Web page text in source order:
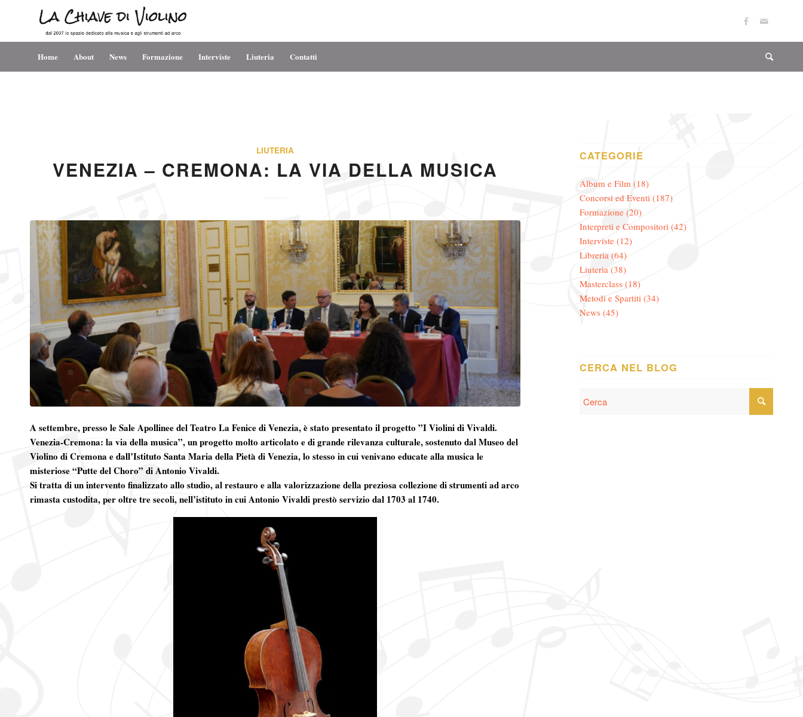
Home About News Formazione Interviste Liuteria Contatti
LIUTERIA
VENEZIA – CREMONA: LA VIA DELLA MUSICA
A settembre, presso le Sale Apollinee del Teatro La Fenice di Venezia, è stato presentato il progetto ”I Violini di Vivaldi.
Venezia-Cremona: la via della musica”, un progetto molto articolato e di grande rilevanza culturale, sostenuto dal Museo del
Violino di Cremona e dall’Istituto Santa Maria della Pietà di Venezia, lo stesso in cui venivano educate alla musica le
misteriose “Putte del Choro” di Antonio Vivaldi.
Si tratta di un intervento finalizzato allo studio, al restauro e alla valorizzazione della preziosa collezione di strumenti ad arco
rimasta custodita, per oltre tre secoli, nell’istituto in cui Antonio Vivaldi prestò servizio dal 1703 al 1740.
CATEGORIE
Album e Film(18)
Concorsi ed Eventi(187)
Formazione(20)
Interpreti e Compositori(42)
Interviste(12)
Libreria(64)
Liuteria(38)
Masterclass(18)
Metodi e Spartiti(34)
News(45)
CERCA NEL BLOG